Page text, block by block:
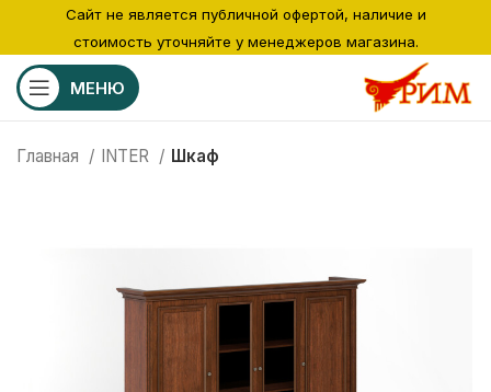
МЕНЮ
Главная INTER Шкаф
Сайт не является публичной офертой, наличие и
стоимость уточняйте у менеджеров магазина.